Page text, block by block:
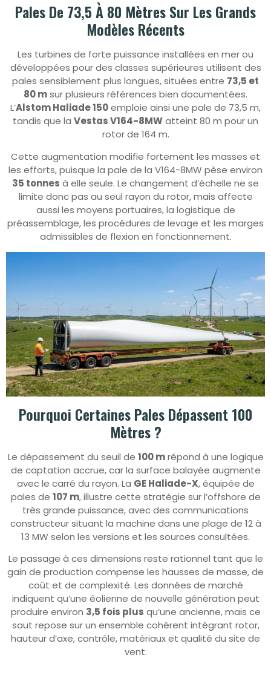
Pales De 73,5 À 80 Mètres Sur Les Grands
Modèles Récents
Les turbines de forte puissance installées en mer ou
développées pour des classes supérieures utilisent des
pales sensiblement plus longues, situées entre 73,5 et
80 msur plusieurs références bien documentées.
L’Alstom Haliade 150emploie ainsi une pale de 73,5 m,
tandis que la Vestas V164-8MWatteint 80 m pour un
rotor de 164 m.
Cette augmentation modifie fortement les masses et
les efforts, puisque la pale de la V164-8MW pèse environ
35 tonnes à elle seule. Le changement d’échelle ne se
limite donc pas au seul rayon du rotor, mais affecte
aussi les moyens portuaires, la logistique de
préassemblage, les procédures de levage et les marges
admissibles de flexion en fonctionnement.
Pourquoi Certaines Pales Dépassent 100
Mètres ?
Le dépassement du seuil de 100 mrépond à une logique
de captation accrue, car la surface balayée augmente
avec le carré du rayon. La GE Haliade-X, équipée de
pales de 107 m, illustre cette stratégie sur l’offshore de
très grande puissance, avec des communications
constructeur situant la machine dans une plage de 12 à
13 MW selon les versions et les sources consultées.
Le passage à ces dimensions reste rationnel tant que le
gain de production compense les hausses de masse, de
coût et de complexité. Les données de marché
indiquent qu’une éolienne de nouvelle génération peut
produire environ 3,5 fois plus qu’une ancienne, mais ce
saut repose sur un ensemble cohérent intégrant rotor,
hauteur d’axe, contrôle, matériaux et qualité du site de
vent.